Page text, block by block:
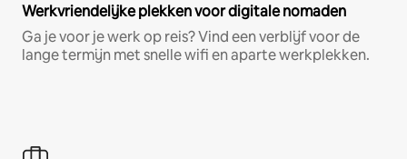
Werkvriendelijke plekken voor digitale nomaden
Ga je voor je werk op reis? Vind een verblijf voor de
lange termijn met snelle wifi en aparte werkplekken.